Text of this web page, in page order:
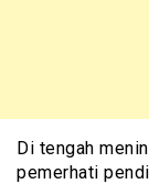
Di tengah
pemerhati